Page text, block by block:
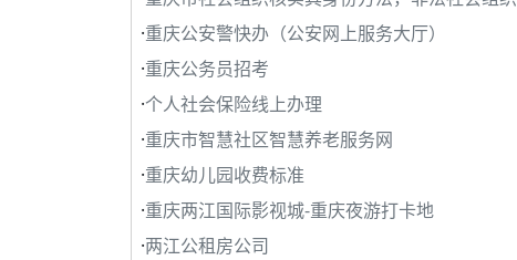
·重庆公安警快办（公安网上服务大厅）
·重庆公务员招考
·个人社会保险线上办理
·重庆市智慧社区智慧养老服务网
·重庆幼儿园收费标准
·重庆两江国际影视城-重庆夜游打卡地
·两江公租房公司